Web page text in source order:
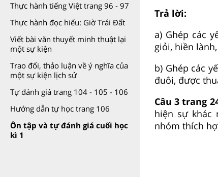
Thực hành tiếng Việt trang 96 - 97
Thực hành đọc hiểu: Giờ Trái Đất
Viết bài văn thuyết minh thuật lại
một sự kiện
Trao đổi, thảo luận về ý nghĩa của
một sự kiện lịch sử
Tự đánh giá trang 104 - 105 - 106
Hướng dẫn tự học trang 106
Ôn tập và tự đánh giá cuối học
kì 1
Trả lời:
a) Ghép các
giỏi, hiền
b) Ghép các
đuôi, được
Câu 3 trang
hiện sự khác
nhóm thích